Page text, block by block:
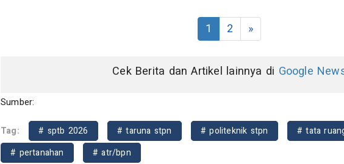
1 2 »
Cek Berita dan Artikel lainnya di Google
Sumber:
Tag: # sptb 2026 # taruna stpn # politeknik stpn # tata
# pertanahan
# atr/bpn